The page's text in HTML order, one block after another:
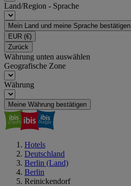
Land/Region - Sprache
Mein Land und meine Sprache bestätigen
EUR (€)
Zurück
Währung unten auswählen
Geografische Zone
Währung
Meine Währung bestätigen
Hotels
Deutschland
Berlin (Land)
Berlin
Reinickendorf